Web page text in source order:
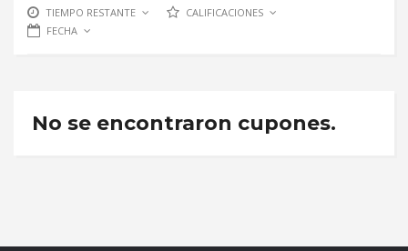
TIEMPO RESTANTE
CALIFICACIONES
FECHA
No se encontraron cupones.